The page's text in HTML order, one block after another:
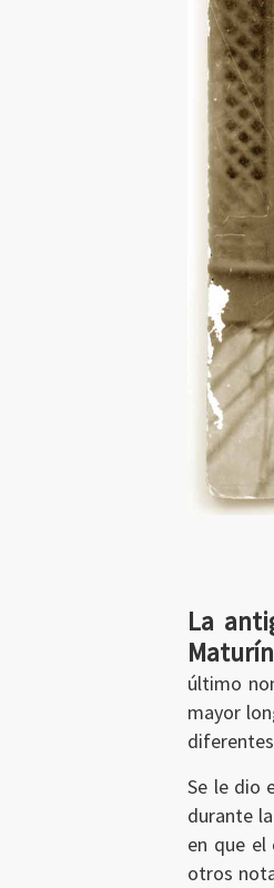
La
Maturín
último
mayor
Se le dio
durante
en que el
otros